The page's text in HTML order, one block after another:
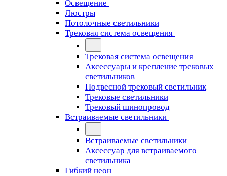
Освещение
Люстры
Потолочные светильники
Трековая система освещения
Трековая система освещения
Аксессуары и крепление трековых
светильников
Подвесной трековый светильник
Трековые светильники
Трековый шинопровод
Встраиваемые светильники
Встраиваемые светильники
Аксессуар для встраиваемого
светильника
Гибкий неон